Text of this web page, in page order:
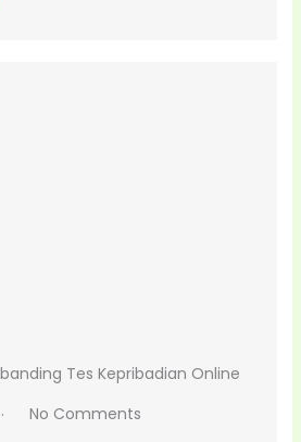
Tes Kepribadian Online
No Comments